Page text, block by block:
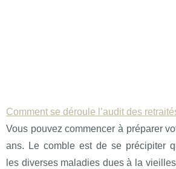
Comment se déroule l’audit des
Vous pouvez commencer à préparer
ans. Le comble est de se précipiter
les diverses maladies dues à la